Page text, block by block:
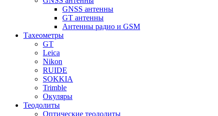
GNSS антенны
GT антенны
Антенны радио и GSM
Тахеометры
GT
Leica
Nikon
RUIDE
SOKKIA
Trimble
Окуляры
Теодолиты
Оптические теодолиты